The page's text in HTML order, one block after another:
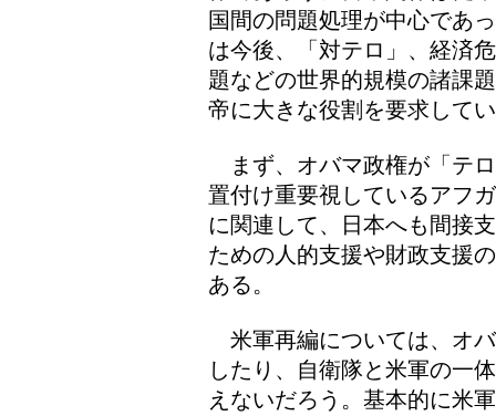
国間の問題処理が中心であ
は今後、「対テロ」、経済
題などの世界的規模の諸課
帝に大きな役割を要求して
まず、オバマ政権が「テ
置付け重要視しているアフ
に関連して、日本へも間接
ための人的支援や財政支援
ある。
米軍再編については、オ
したり、自衛隊と米軍の一
えないだろう。基本的に米